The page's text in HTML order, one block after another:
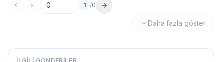
Sayfa no
1 /0
Daha fazla göster
İLGILI GÖNDERILER